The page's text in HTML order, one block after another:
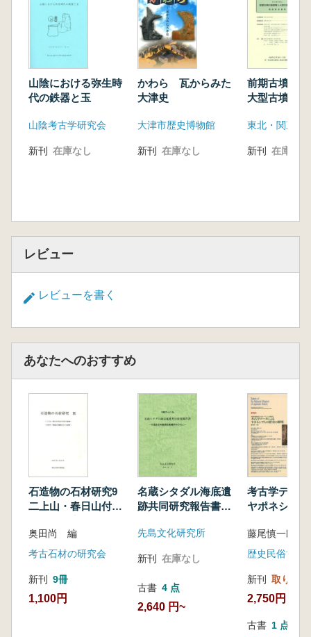
山陰における弥生時
代の鉄器と玉
山陰考古学研究会
新刊 在庫なし
かわら 瓦からみた
大津史
大津市歴史博物館
新刊 在庫なし
前期古墳の
大型古墳の
新刊 在庫なし
レビュー
レビューを書く
あなたへのおすすめ
石造物の石材研究9
二上山・春日山付近
内・葛城山東麓付近
の石造物
奥田尚 編
考古石材の研究会
新刊 9冊
1,100円
名蔵シタダル海底遺
跡共同研究報告書
資料を中心に
先島文化研究所
新刊 在庫なし
古書 4 点
2,640 円~
考古学デー
ヤポネシア
藤尾慎一郎 編
歴史民俗博物
新刊 取り寄せ
2,750円
古書 1 点